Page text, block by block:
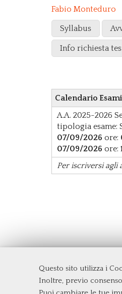
Questo sito utilizza i
Inoltre, previo
Fabio Monteduro
Syllabus
Info richiesta
Calendario Esami
A.A. 2025-2026
tipologia esame:
07/09/2026 ore:
07/09/2026 ore:
Per iscriversi agli
Dipartimento di
Università